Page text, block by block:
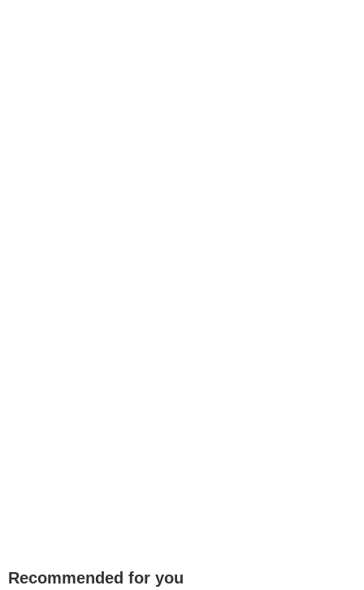
Recommended for you